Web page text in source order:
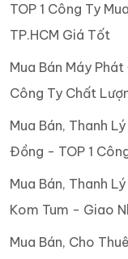
TOP 1 Công Ty
TP.HCM Giá Tốt
Mua Bán Máy
Công Ty Chất
Mua Bán, Thanh
Đồng - TOP 1
Mua Bán, Thanh
Kom Tum - Giao
Mua Bán, Cho